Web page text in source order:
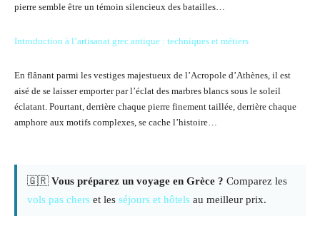
pierre semble être un témoin silencieux des batailles…
Introduction à l’artisanat grec antique : techniques et métiers
En flânant parmi les vestiges majestueux de l’Acropole d’Athènes, il est
aisé de se laisser emporter par l’éclat des marbres blancs sous le soleil
éclatant. Pourtant, derrière chaque pierre finement taillée, derrière chaque
amphore aux motifs complexes, se cache l’histoire…
🇬🇷 Vous préparez un voyage en Grèce ? Comparez les
vols pas chers et les séjours et hôtels au meilleur prix.